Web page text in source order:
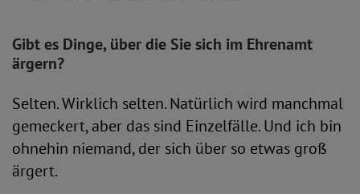
Gibt es Dinge, über die Sie sich im Ehrenamt
ärgern?
Selten. Wirklich selten. Natürlich wird manchmal
gemeckert, aber das sind Einzelfälle. Und ich bin
ohnehin niemand, der sich über so etwas groß
ärgert.